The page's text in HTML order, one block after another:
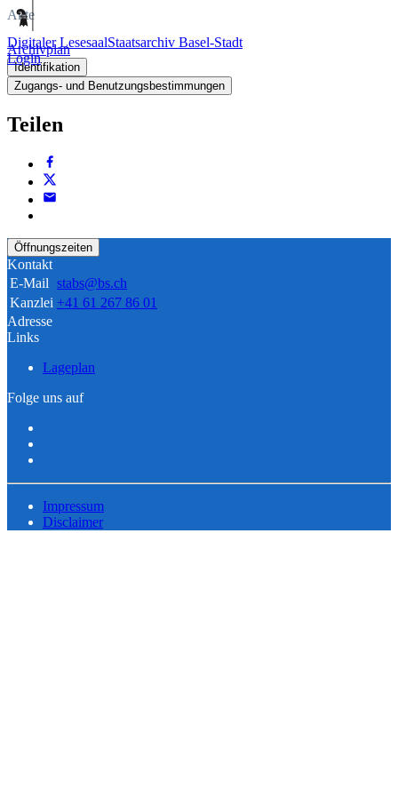
Digitaler LesesaalStaatsarchiv Basel-Stadt
Login
Akte
Archivplan
Identifikation
Zugangs- und Benutzungsbestimmungen
Teilen
Öffnungszeiten
Kontakt
E-Mail stabs@bs.ch
Kanzlei +41 61 267 86 01
Adresse
Links
Lageplan
Folge uns auf
Impressum
Disclaimer